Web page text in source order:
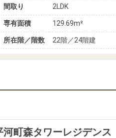
間取り 2LDK
専有面積 129.69m²
所在階／階数 22階／24階建
河町森タワーレジデンス